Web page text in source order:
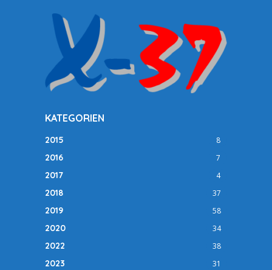
KATEGORIEN
2015 8
2016 7
2017 4
2018 37
2019 58
2020 34
2022 38
2023 31